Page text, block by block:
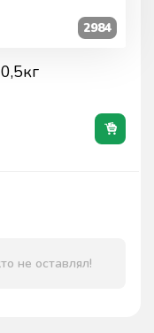
2984
не оставлял!